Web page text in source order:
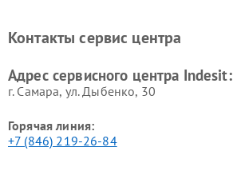
Indesit
Indesit
Контакты сервис центра
Адрес сервисного центра Indesit:
г. Самара, ул. Дыбенко, 30
Горячая линия:
+7 (846) 219-26-84